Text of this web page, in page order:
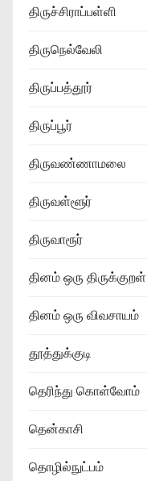
திருச்சிராப்பள்ளி
திருநெல்வேலி
திருப்பத்தூர்
திருப்பூர்
திருவண்ணாமலை
திருவள்ளூர்
திருவாரூர்
தினம் ஒரு திருக்குறள்
தினம் ஒரு விவசாயம்
தூத்துக்குடி
தெரிந்து கொள்வோம்
தென்காசி
தொழில்நுட்பம்